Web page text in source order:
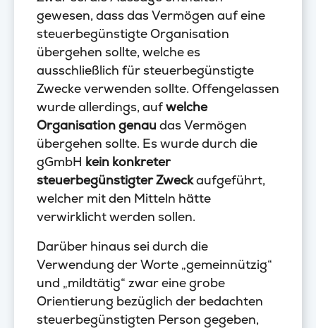
gewesen, dass das Vermögen auf eine
steuerbegünstigte Organisation
übergehen sollte, welche es
ausschließlich für steuerbegünstigte
Zwecke verwenden sollte. Offengelassen
wurde allerdings, aufwelche
Organisation genau das Vermögen
übergehen sollte. Es wurde durch die
gGmbH kein konkreter
steuerbegünstigter Zweckaufgeführt,
welcher mit den Mitteln hätte
verwirklicht werden sollen.
Darüber hinaus sei durch die
Verwendung der Worte „gemeinnützig“
und „mildtätig“ zwar eine grobe
Orientierung bezüglich der bedachten
steuerbegünstigten Person gegeben,